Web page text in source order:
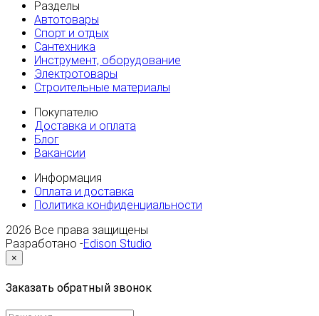
Разделы
Автотовары
Спорт и отдых
Сантехника
Инструмент, оборудование
Электротовары
Строительные материалы
Покупателю
Доставка и оплата
Блог
Вакансии
Информация
Оплата и доставка
Политика конфиденциальности
2026 Все права защищены
Разработано -Edison Studio
×
Заказать обратный звонок